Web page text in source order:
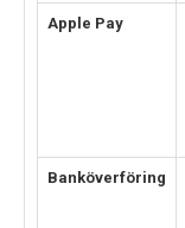
Apple Pay
Banköverföring